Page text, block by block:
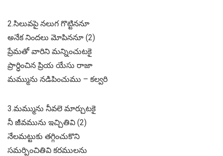
2.సిలువపై నలుగ గొట్టిననూ
అనేక నిందలు మోపిననూ (2)
ప్రేమతో వారిని మన్నించుటకై
ప్రార్ధించిన ప్రియ యేసు రాజా
మమ్మును నడిపించుము – కల్వరి
3.మమ్మును నీవలె మార్చుటకై
నీ జీవమును ఇచ్చితివి (2)
నేలమట్టుకు తగ్గించుకొని
సమర్పించితివి కరములను